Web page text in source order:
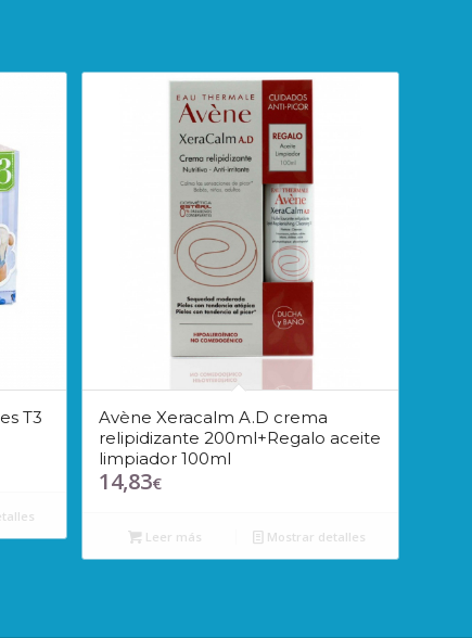
T3
Avène Xeracalm A.D crema
relipidizante 200ml+Regalo aceite
limpiador 100ml
14,83€
Leer más Mostrar detalles